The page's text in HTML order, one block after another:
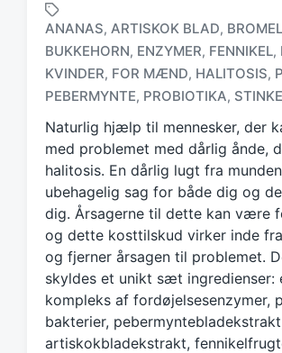
a
g
g
d
w
i
t
h
ANANAS, ARTISKOK BLAD,
BUKKEHORN, ENZYMER, FENNIKEL,
KVINDER, FOR MÆND, HALITOSIS,
PEBERMYNTE, PROBIOTIKA,
Naturlig hjælp til mennesker, der
med problemet med dårlig ånde,
halitosis. En dårlig lugt fra
ubehagelig sag for både dig og
dig. Årsagerne til dette kan være
og dette kosttilskud virker inde
og fjerner årsagen til problemet.
skyldes et unikt sæt ingredienser:
kompleks af fordøjelsesenzymer,
bakterier,
artiskokbladekstrakt,